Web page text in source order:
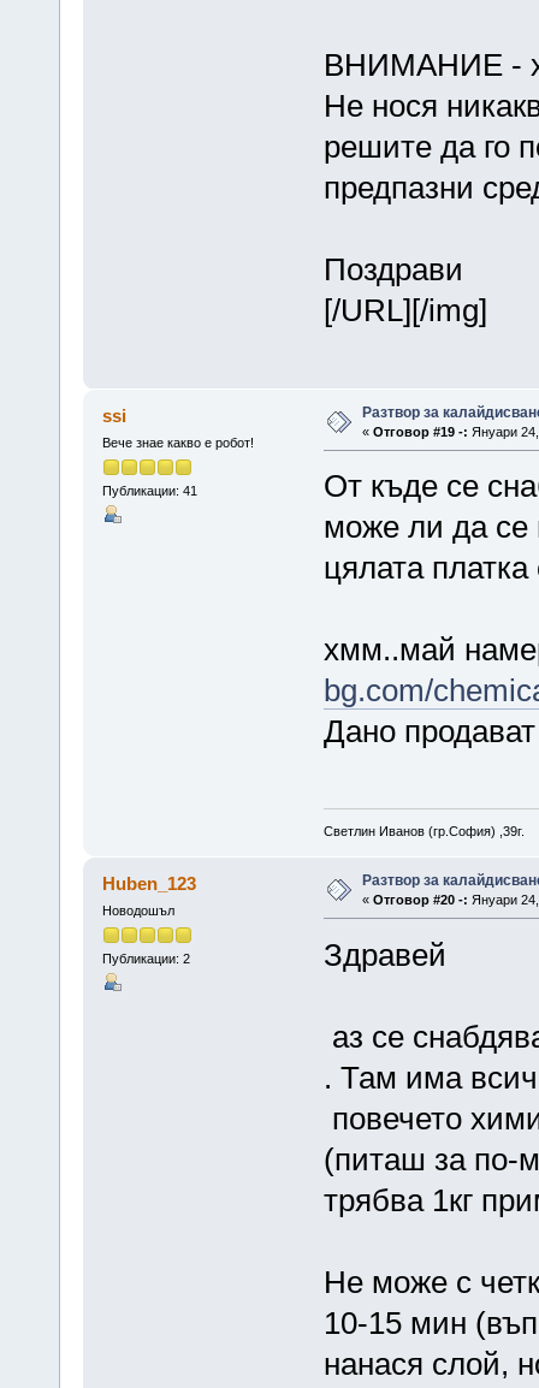
ВНИМАНИЕ -
Не нося
решите да го
предпазни
Поздрави
[/URL][/img]
ssi
Вече знае какво е робот!
Публикации: 41
Разтвор за
« Отговор #19 -: Януари
От къде се
може ли да се
цялата
хмм..май
bg.com/
Дано
Светлин Иванов (гр.София) ,39г.
Huben_123
Новодошъл
Публикации: 2
Разтвор за
« Отговор #20 -: Януари
Здравей
аз се
. Там има
повечето
(питаш за по-
трябва 1кг
Не може с
10-15 мин
нанася слой,